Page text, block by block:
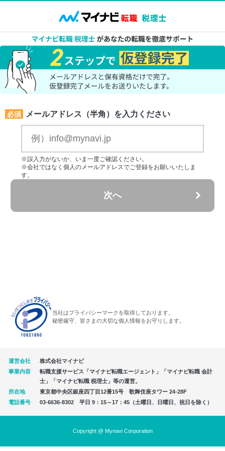
必須 メールアドレス（半角）を入力ください
※誤入力がないか、いま一度ご確認ください。
※会社ではなく個人のメールアドレスでご登録をお願いいたしま
す。
次へ
当社はプライバシーマークを取得しております。
秘密厳守、皆さまの大切な個人情報をお守りします。
運営会社
株式会社マイナビ
事業内容
転職支援サービス「マイナビ転職エージェント」「マイナビ転職 会計
士」「マイナビ転職 税理士」等の運営。
所在地
東京都中央区銀座四丁目12番15号 歌舞伎座タワー 24-28F
電話番号
03-6636-8302 平日 9：15～17：45（土曜日、日曜日、祝日を除く）
Copyright @ Mynavi Corporation